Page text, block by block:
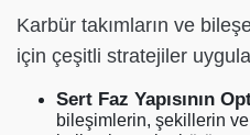
Karbür takımların ve
için çeşitli stratejiler
Sert Faz Yapısının
bileşimlerin, şekillerin ve